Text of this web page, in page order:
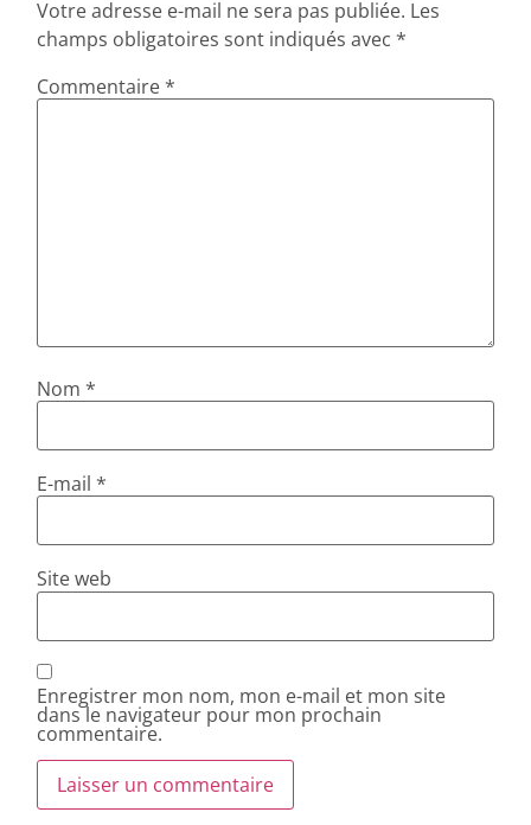
Votre adresse e-mail ne sera pas publiée. Les
champs obligatoires sont indiqués avec*
Commentaire*
Nom*
E-mail*
Site web
Enregistrer mon nom, mon e-mail et mon site
dans le navigateur pour mon prochain
commentaire.